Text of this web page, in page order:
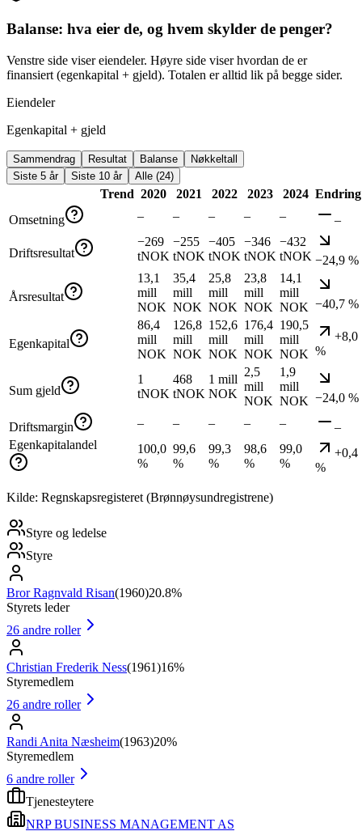
Balanse: hva eier de, og hvem skylder de penger?
Venstre side viser eiendeler. Høyre side viser hvordan de er
finansiert (egenkapital + gjeld). Totalen er alltid lik på begge sider.
Eiendeler
Egenkapital + gjeld
Sammendrag Resultat Balanse
Nøkkeltall
Siste 5 år
Siste 10 år Alle (24)
Trend 2020 2021 2022 2023 2024 Endring
Omsetning
– – – – – –
Driftsresultat
−269
tNOK
−255
tNOK
−405
tNOK
−346
tNOK
−432
tNOK −24,9 %
Årsresultat
13,1
mill
NOK
35,4
mill
NOK
25,8
mill
NOK
23,8
mill
NOK
14,1
mill
NOK −40,7 %
Egenkapital
86,4
mill
NOK
126,8
mill
NOK
152,6
mill
NOK
176,4
mill
NOK
190,5
mill
NOK
+8,0
%
Sum gjeld
1
tNOK
468
tNOK
1 mill
NOK
2,5
mill
NOK
1,9
mill
NOK −24,0 %
Driftsmargin – – – – –
–
Egenkapitalandel
100,0
%
99,6
%
99,3
%
98,6
%
99,0
%
+0,4
%
Kilde: Regnskapsregisteret (Brønnøysundregistrene)
Styre og ledelse
Styre
Bror Ragnvald Risan(1960)20.8%
Styrets leder
26 andre roller
Christian Frederik Ness(1961)16%
Styremedlem
26 andre roller
Randi Anita Næsheim(1963)20%
Styremedlem
6 andre roller
Tjenesteytere
NRP BUSINESS MANAGEMENT AS